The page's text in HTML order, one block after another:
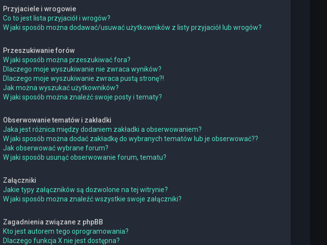
Przyjaciele i wrogowie
Co to jest lista przyjaciół i wrogów?
W jaki sposób można dodawać/usuwać użytkowników z listy przyjaciół lub wrogów?
Przeszukiwanie forów
W jaki sposób można przeszukiwać fora?
Dlaczego moje wyszukiwanie nie zwraca wyników?
Dlaczego moje wyszukiwanie zwraca pustą stronę?!
Jak można wyszukać użytkowników?
W jaki sposób można znaleźć swoje posty i tematy?
Obserwowanie tematów i zakładki
Jaka jest różnica między dodaniem zakładki a obserwowaniem?
W jaki sposób można dodać zakładkę do wybranych tematów lub je obserwować??
Jak obserwować wybrane forum?
W jaki sposób usunąć obserwowanie forum, tematu?
Załączniki
Jakie typy załączników są dozwolone na tej witrynie?
W jaki sposób można znaleźć wszystkie swoje załączniki?
Zagadnienia związane z phpBB
Kto jest autorem tego oprogramowania?
Dlaczego funkcja X nie jest dostępna?